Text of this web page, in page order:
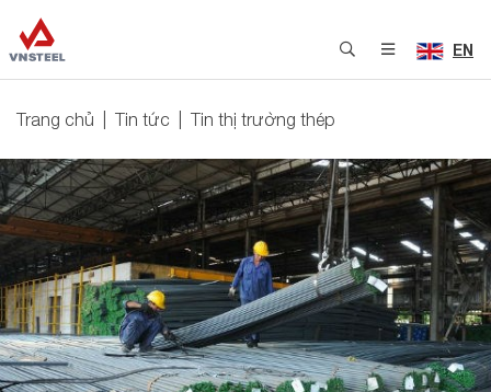
EN
Trang chủ Tin tức Tin thị trường thép